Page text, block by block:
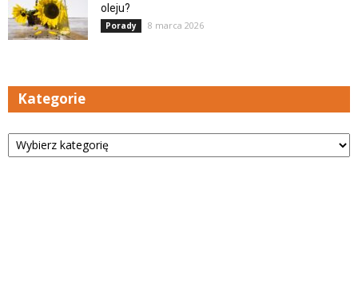
oleju?
Porady 8 marca 2026
Kategorie
Kategorie